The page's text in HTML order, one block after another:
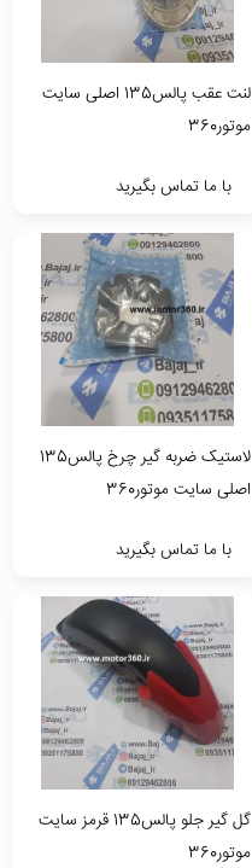
لنت عقب پالس135 اصلی سایت
موتور360
با ما تماس بگیرید
لاستیک ضربه گیر چرخ پالس135
اصلی سایت موتور360
با ما تماس بگیرید
گل گیر جلو پالس135 قرمز سایت
موتور360